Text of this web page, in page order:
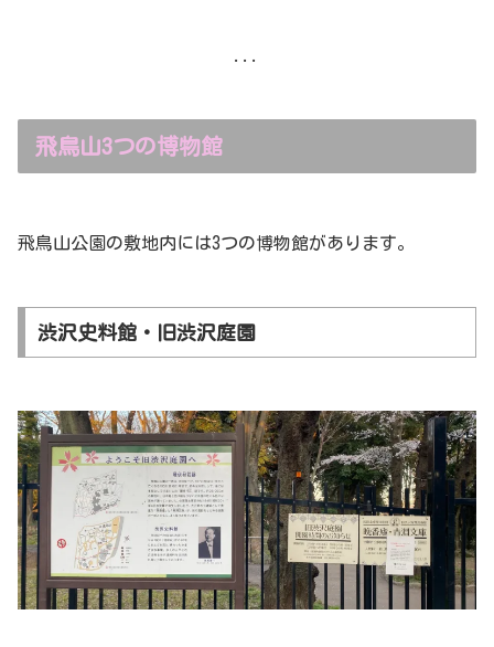
...
飛鳥山3つの博物館
飛鳥山公園の敷地内には3つの博物館があります。
渋沢史料館・旧渋沢庭園